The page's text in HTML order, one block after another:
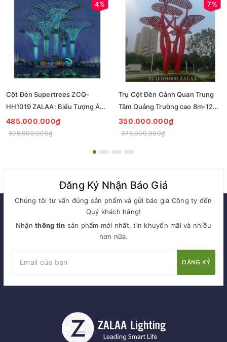
4%
Cột Đèn Supertrees ZCQ-
HH1019 ZALAA: Biểu Tượng Ánh
Sáng Cho Đại Đô Thị
485.000.000₫
505.000.000₫
7%
Trụ Cột Đèn Cảnh Quan Trung
Tâm Quảng Trường cao 8m-12m
ZCQ-HH1001 ZALAA Fortune
Tree Series
350.000.000₫
375.000.000₫
Đăng Ký Nhận Báo Giá
Chúng tôi tư vấn đúng sản phẩm và gửi báo giá Công ty đến
Quý khách hàng!
Nhậnthông tin sản phẩm mới nhất, tin khuyến mãi và nhiều
hơn nữa.
ĐĂNG KÝ